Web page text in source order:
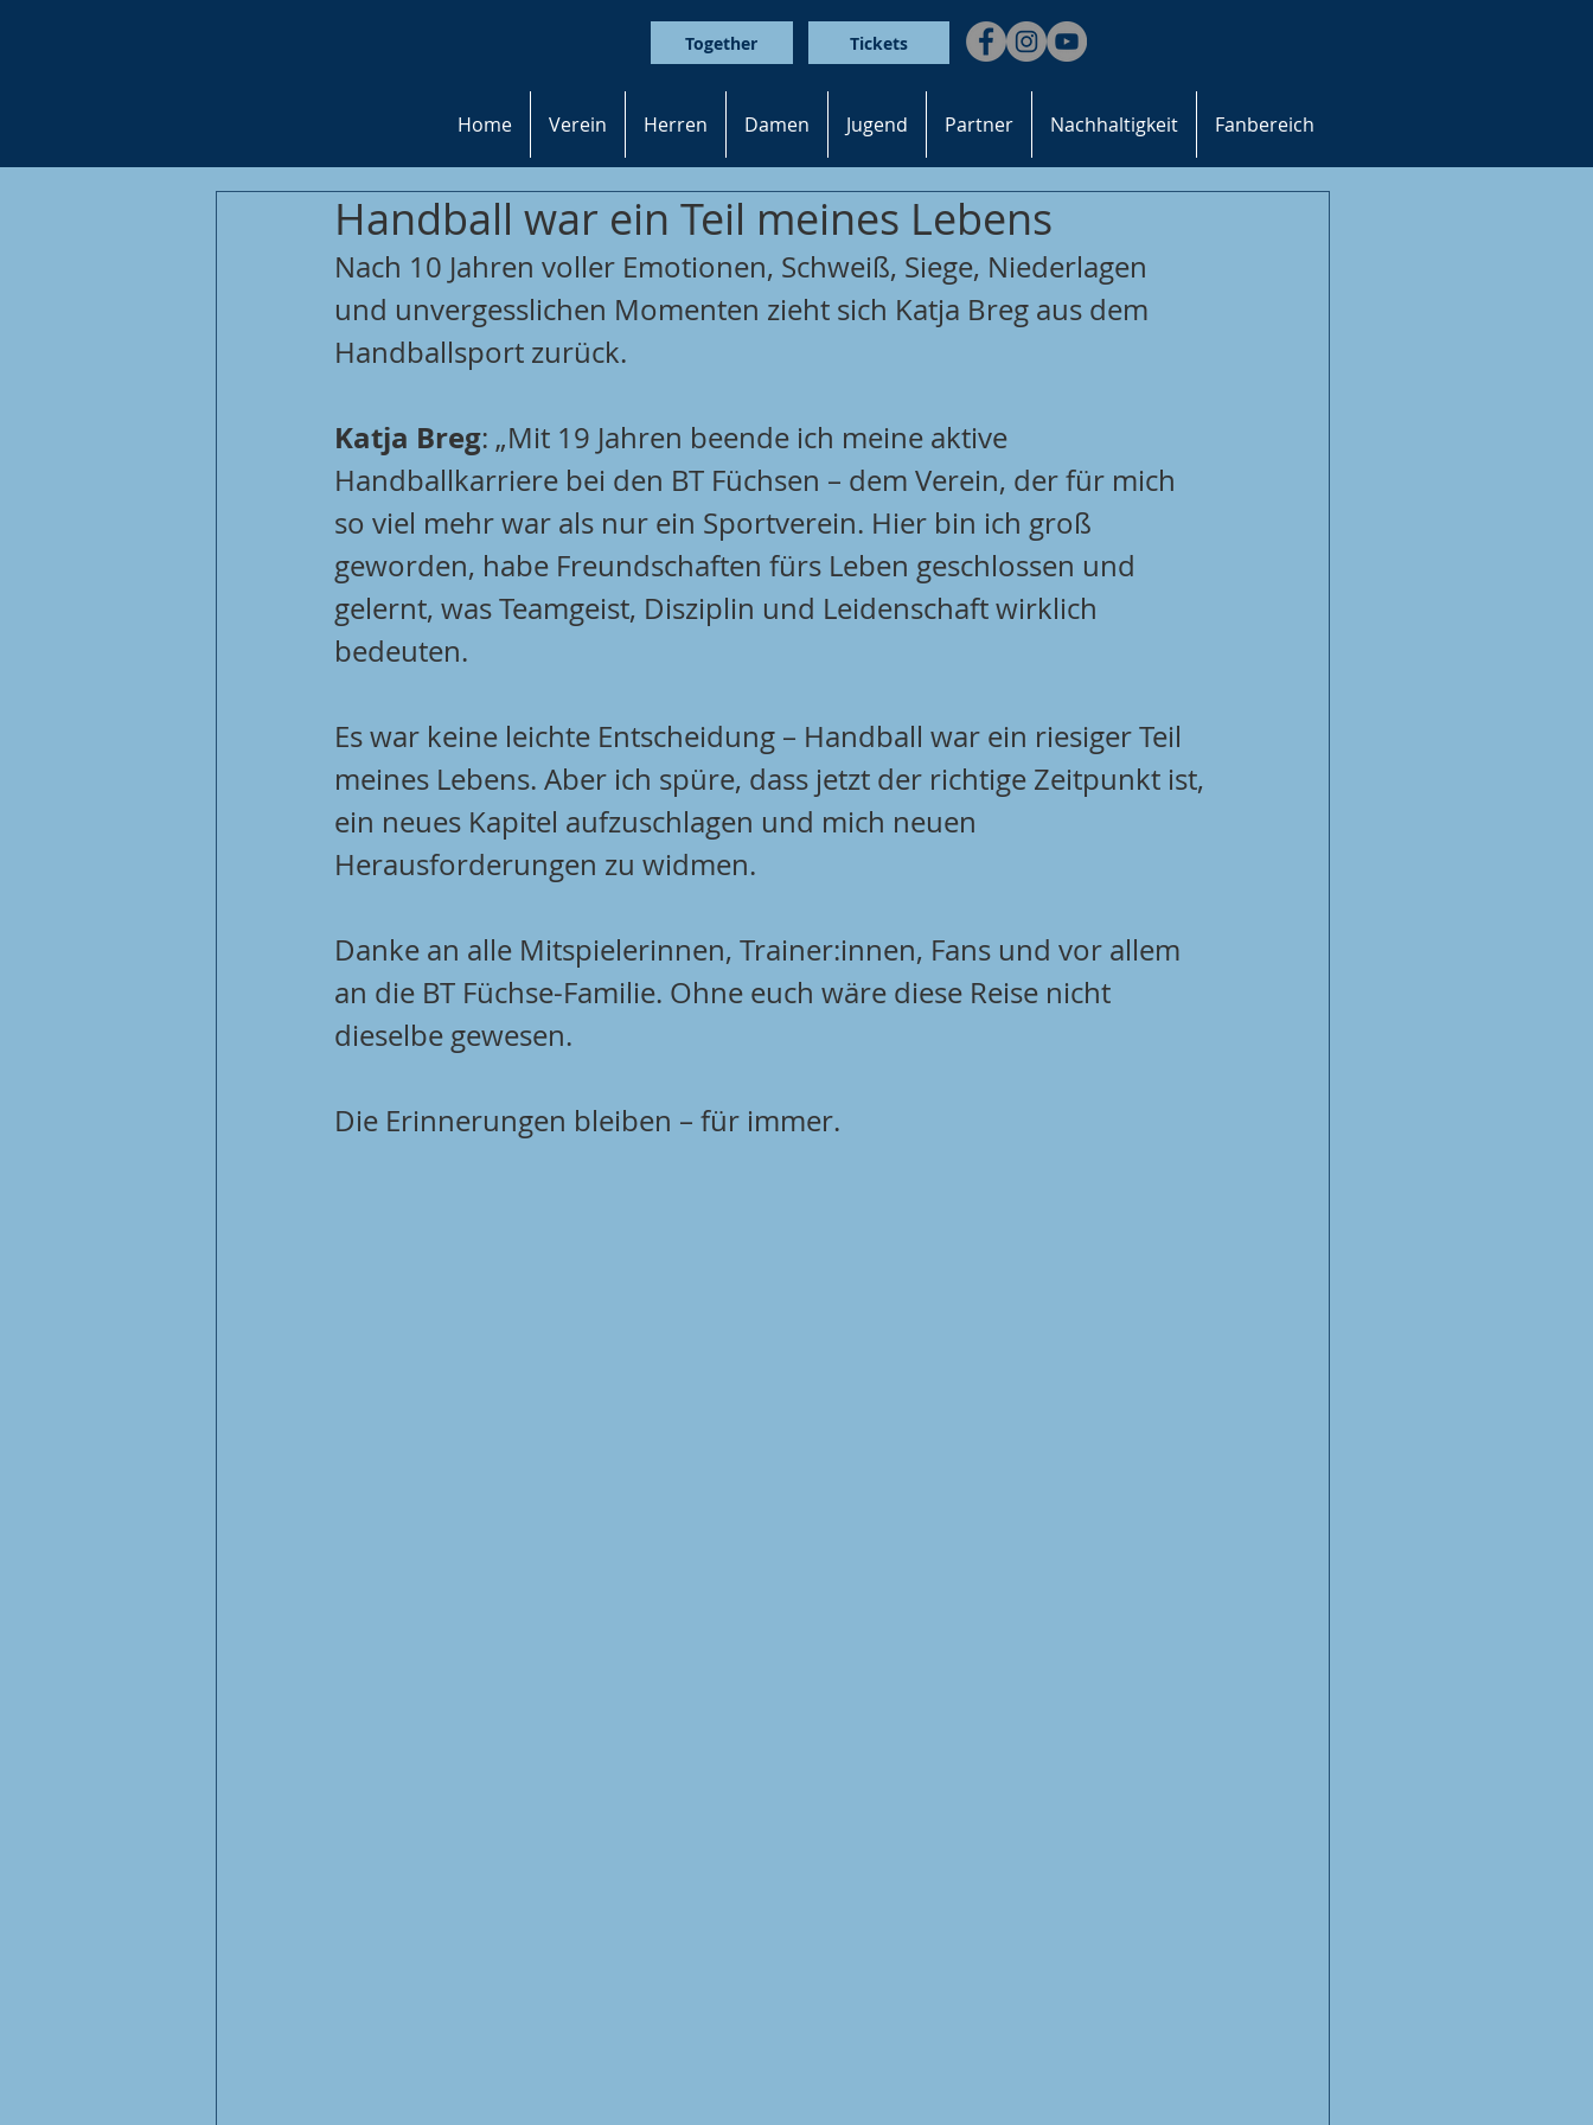
Together Tickets
Home Verein Herren Damen Jugend Partner Nachhaltigkeit Fanbereich
Handball war ein Teil meines Lebens
Nach 10 Jahren voller Emotionen, Schweiß, Siege, Niederlagen
und unvergesslichen Momenten zieht sich Katja Breg aus dem
Handballsport zurück.
Katja Breg: „Mit 19 Jahren beende ich meine aktive
Handballkarriere bei den BT Füchsen – dem Verein, der für mich
so viel mehr war als nur ein Sportverein. Hier bin ich groß
geworden, habe Freundschaften fürs Leben geschlossen und
gelernt, was Teamgeist, Disziplin und Leidenschaft wirklich
bedeuten.
Es war keine leichte Entscheidung – Handball war ein riesiger Teil
meines Lebens. Aber ich spüre, dass jetzt der richtige Zeitpunkt ist,
ein neues Kapitel aufzuschlagen und mich neuen
Herausforderungen zu widmen.
Danke an alle Mitspielerinnen, Trainer:innen, Fans und vor allem
an die BT Füchse-Familie. Ohne euch wäre diese Reise nicht
dieselbe gewesen.
Die Erinnerungen bleiben – für immer.